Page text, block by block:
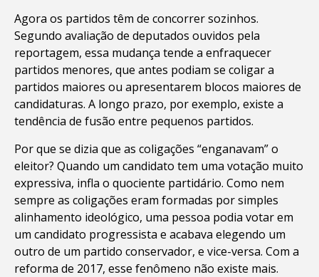
Agora os partidos têm de concorrer sozinhos.
Segundo avaliação de deputados ouvidos pela
reportagem, essa mudança tende a enfraquecer
partidos menores, que antes podiam se coligar a
partidos maiores ou apresentarem blocos maiores de
candidaturas. A longo prazo, por exemplo, existe a
tendência de fusão entre pequenos partidos.
Por que se dizia que as coligações “enganavam” o
eleitor? Quando um candidato tem uma votação muito
expressiva, infla o quociente partidário. Como nem
sempre as coligações eram formadas por simples
alinhamento ideológico, uma pessoa podia votar em
um candidato progressista e acabava elegendo um
outro de um partido conservador, e vice-versa. Com a
reforma de 2017, esse fenômeno não existe mais.